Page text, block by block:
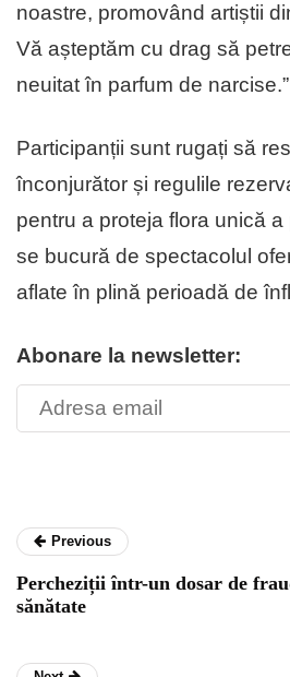
noastre, promovând artiștii
Vă așteptăm cu drag să
neuitat în parfum de narcise.”
Participanții sunt rugați să
înconjurător și regulile
pentru a proteja flora unică
se bucură de spectacolul
aflate în plină perioadă de
Abonare la newsletter:
Previous
Percheziții într-un dosar de
sănătate